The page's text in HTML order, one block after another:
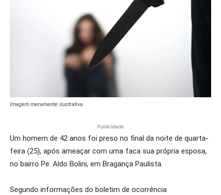
Imagem meramente ilustrativa.
Publicidade
Um homem de 42 anos foi preso no final da noite de quarta-
feira (25), após ameaçar com uma faca sua própria esposa,
no bairro Pe. Aldo Bolini, em Bragança Paulista.
Segundo informações do boletim de ocorrência